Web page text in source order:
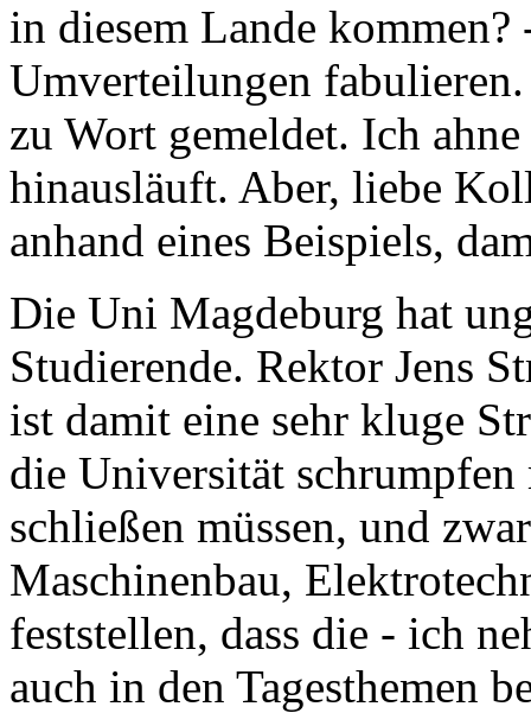
in diesem Lande
Umverteilungen
zu Wort gemeldet. Ich
hinausläuft. Aber, liebe
anhand eines Beispiels,
Die Uni Magdeburg hat
Studierende. Rektor Jens
ist damit eine sehr kluge
die Universität schrumpfen
schließen müssen, und
Maschinenbau,
feststellen, dass die - ich
auch in den Tagesthemen